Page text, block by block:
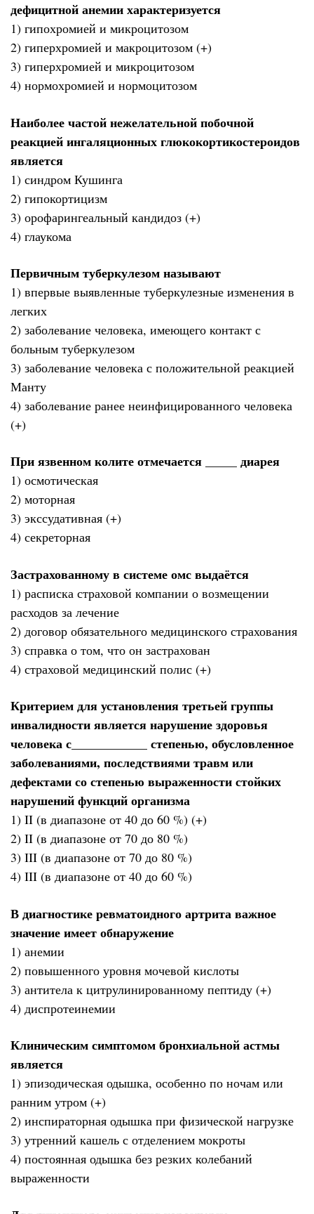
дефицитной анемии характеризуется
1) гипохромией и микроцитозом
2) гиперхромией и макроцитозом (+)
3) гиперхромией и микроцитозом
4) нормохромией и нормоцитозом
Наиболее частой нежелательной побочной
реакцией ингаляционных глюкокортикостероидов
является
1) синдром Кушинга
2) гипокортицизм
3) орофарингеальный кандидоз (+)
4) глаукома
Первичным туберкулезом называют
1) впервые выявленные туберкулезные изменения в
легких
2) заболевание человека, имеющего контакт с
больным туберкулезом
3) заболевание человека с положительной реакцией
Манту
4) заболевание ранее неинфицированного человека
(+)
При язвенном колите отмечается _____ диарея
1) осмотическая
2) моторная
3) экссудативная (+)
4) секреторная
Застрахованному в системе омс выдаётся
1) расписка страховой компании о возмещении
расходов за лечение
2) договор обязательного медицинского страхования
3) справка о том, что он застрахован
4) страховой медицинский полис (+)
Критерием для установления третьей группы
инвалидности является нарушение здоровья
человека с____________ степенью, обусловленное
заболеваниями, последствиями травм или
дефектами со степенью выраженности стойких
нарушений функций организма
1) II (в диапазоне от 40 до 60 %) (+)
2) II (в диапазоне от 70 до 80 %)
3) III (в диапазоне от 70 до 80 %)
4) III (в диапазоне от 40 до 60 %)
В диагностике ревматоидного артрита важное
значение имеет обнаружение
1) анемии
2) повышенного уровня мочевой кислоты
3) антитела к цитрулинированному пептиду (+)
4) диспротеинемии
Клиническим симптомом бронхиальной астмы
является
1) эпизодическая одышка, особенно по ночам или
ранним утром (+)
2) инспираторная одышка при физической нагрузке
3) утренний кашель с отделением мокроты
4) постоянная одышка без резких колебаний
выраженности